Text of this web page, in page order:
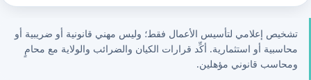
تشخيص إعلامي لتأسيس الأعمال فقط؛ وليس مهني قانونية أو ضريبية أو
محاسبية أو استثمارية. أكِّد قرارات الكيان والضرائب والولاية مع محامٍ
ومحاسب قانوني مؤهلين.